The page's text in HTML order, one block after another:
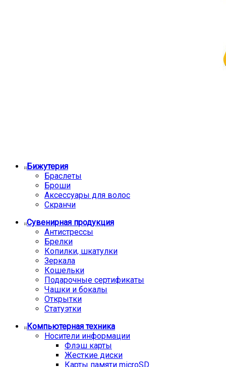
Бижутерия
Браслеты
Броши
Аксессуары для волос
Скранчи
Сувенирная продукция
Антистрессы
Брелки
Копилки, шкатулки
Зеркала
Кошельки
Подарочные сертификаты
Чашки и бокалы
Открытки
Статуэтки
Компьютерная техника
Носители информации
Флэш карты
Жесткие диски
Карты памяти microSD